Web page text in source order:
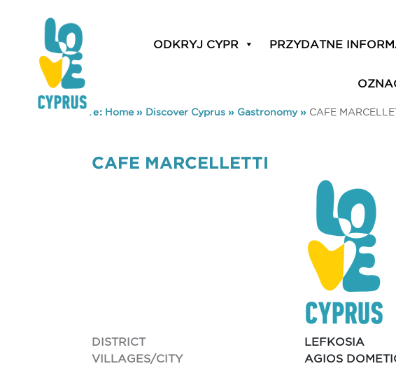
ODKRYJ CYPR PRZYDATNE
You are here: Home» Discover Cyprus » Gastronomy» CAFE
CAFE MARCELLETTI
DISTRICT
LEFKOSIA
VILLAGES/CITY
AGIOS